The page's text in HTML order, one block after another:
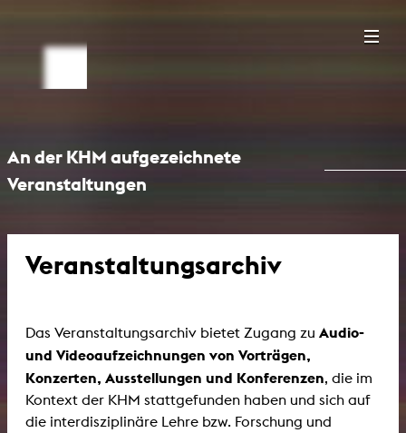
An der KHM aufgezeichnete
Veranstaltungen
Veranstaltungsarchiv
Das Veranstaltungsarchiv bietet Zugang zu Audio-
und Videoaufzeichnungen von Vorträgen,
Konzerten, Ausstellungen und Konferenzen, die im
Kontext der KHM stattgefunden haben und sich auf
die interdisziplinäre Lehre bzw. Forschung und